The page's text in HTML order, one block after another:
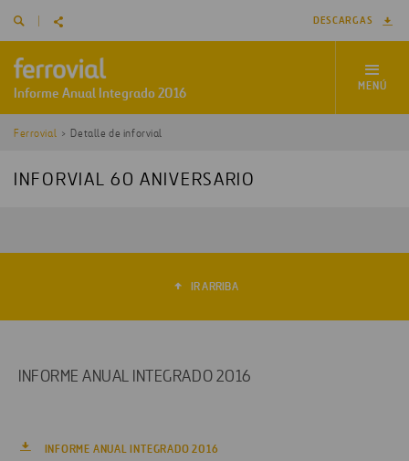
DESCARGAS
MENÚ
Ferrovial Detalle de inforvial
INFORVIAL 60 ANIVERSARIO
IR ARRIBA
INFORME ANUAL INTEGRADO 2016
INFORME ANUAL INTEGRADO 2016